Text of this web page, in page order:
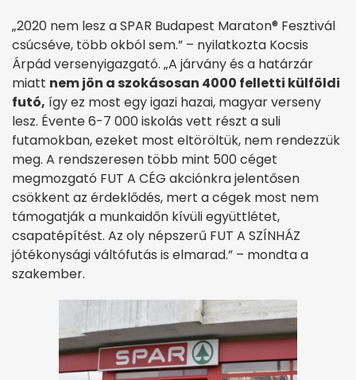
„2020 nem lesz a SPAR Budapest Maraton® Fesztivál
csúcséve, több okból sem.” – nyilatkozta Kocsis
Árpád versenyigazgató. „A járvány és a határzár
miatt nem jön a szokásosan 4000 felletti külföldi
futó, így ez most egy igazi hazai, magyar verseny
lesz. Évente 6-7 000 iskolás vett részt a suli
futamokban, ezeket most eltöröltük, nem rendezzük
meg. A rendszeresen több mint 500 céget
megmozgató FUT A CÉG akciónkra jelentősen
csökkent az érdeklődés, mert a cégek most nem
támogatják a munkaidőn kívüli együttlétet,
csapatépítést. Az oly népszerű FUT A SZÍNHÁZ
jótékonysági váltófutás is elmarad.” – mondta a
szakember.